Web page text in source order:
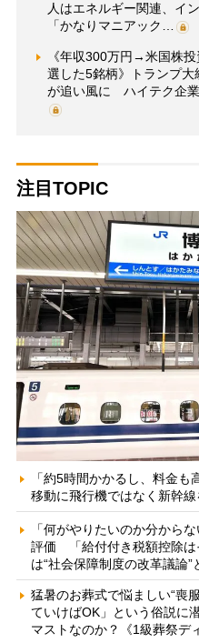
人はエネルギー関連、イ
「かなりマニアック…
《年収300万円→米国株
選した5銘柄》トランプ
が追い風に ハイテク企
注目TOPIC
「約5時間かかるし、料金
移動に飛行機ではなく新幹
「何がやりたいのか分から
評価 「給付付き税額控除は
は“社会保障制度の改革議論”
猛暑のお葬式で悩ましい“喪
ていけばOK」という俗説に
マストなのか？《1級葬祭デ